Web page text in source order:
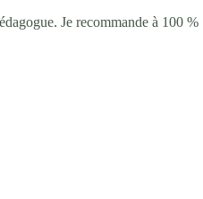
Je recommande à 100 %